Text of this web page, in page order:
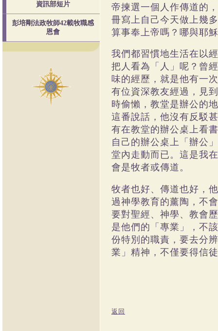
資訊部短片
彭培剛法政牧師42載牧職感
恩會
帝揀選一個人作傳道的
冊寫上自己今天做上幾
算事奉上帝嗎？哪與耶
我們都習慣地生活在以
把人看為「人」呢？曾
味的經歷，就是他有一
有位資深教友經過，見
時偷懶，教堂是辦公的
這番說話，他沒有反駁
有在教堂的辦公桌上看
自己的辦公桌上「辦公
堂內走動而已。這是我
會是牧者或傳道。
牧者也好、傳道也好，
過神學教育的薰陶，不
要對聖經、神學、教會
是他們的「專業」，不
份特別的職責，要去分
業」精神，不僅要得信
返回